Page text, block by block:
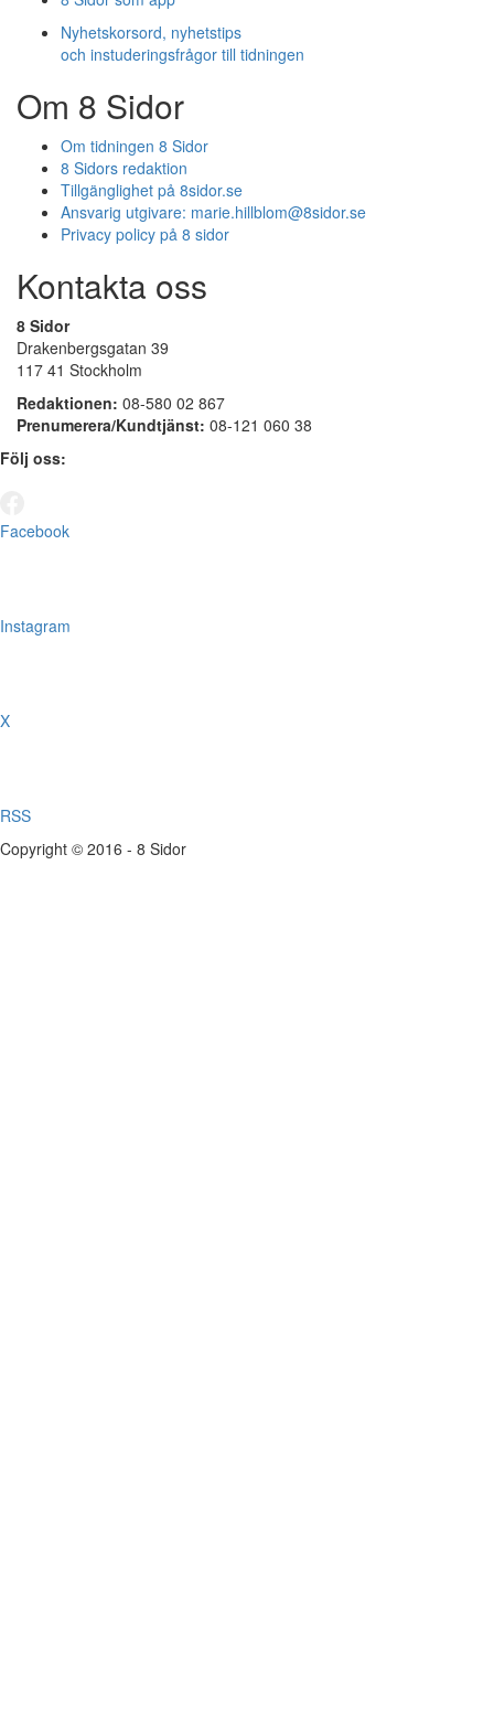
Nyhetskorsord, nyhetstips
och instuderingsfrågor till tidningen
Om 8 Sidor
Om tidningen 8 Sidor
8 Sidors redaktion
Tillgänglighet på 8sidor.se
Ansvarig utgivare: marie.hillblom@8sidor.se
Privacy policy på 8 sidor
Kontakta oss
8 Sidor
Drakenbergsgatan 39
117 41 Stockholm
Redaktionen: 08-580 02 867
Prenumerera/Kundtjänst: 08-121 060 38
Följ oss:
Facebook
Instagram
X
RSS
Copyright © 2016 - 8 Sidor